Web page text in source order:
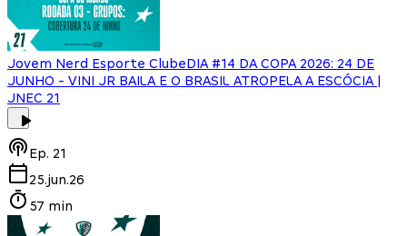
Jovem Nerd Esporte ClubeDIA #14 DA COPA 2026: 24 DE
JUNHO - VINI JR BAILA E O BRASIL ATROPELA A ESCÓCIA |
JNEC 21
Ep. 21
25.jun.26
57 min